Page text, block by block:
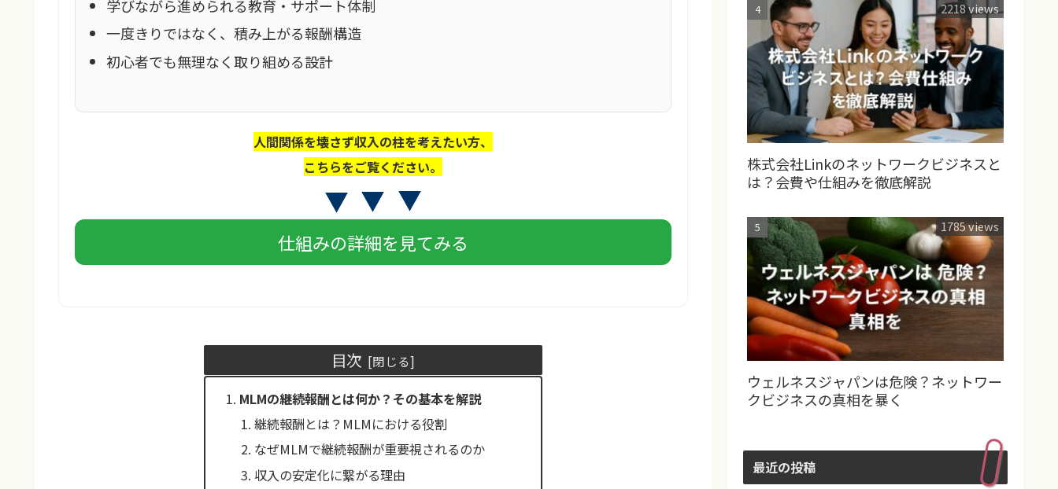
学びながら進められる教育・サポート体制
一度きりではなく、積み上がる報酬構造
初心者でも無理なく取り組める設計
人間関係を壊さず収入の柱を考えたい方、
こちらをご覧ください。
仕組みの詳細を見てみる
目次
MLMの継続報酬とは何か？その基本を解説
継続報酬とは？MLMにおける役割
なぜMLMで継続報酬が重要視されるのか
収入の安定化に繋がる理由
株式会社Linkのネットワークビジネスと
は？会費や仕組みを徹底解説
2218 views
ウェルネスジャパンは危険？ネットワー
クビジネスの真相を暴く
1785 views
最近の投稿